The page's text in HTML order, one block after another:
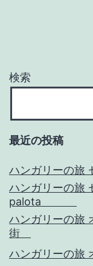
ョ
検索
最近の投稿
ハンガリーの旅
ハンガリーの
palota
ハンガリーの旅
街
ハンガリーの旅